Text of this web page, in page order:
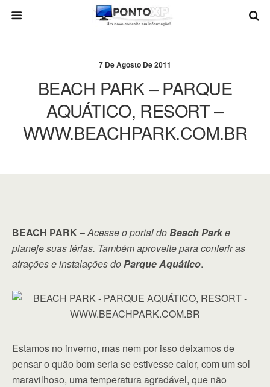
7 De Agosto De 2011
BEACH PARK – PARQUE
AQUÁTICO, RESORT –
WWW.BEACHPARK.COM.BR
BEACH PARK–Acesse o portal doBeach Parke
planeje suas férias. Também aproveite para conferir as
atrações e instalações doParque Aquático.
Estamos no inverno, mas nem por isso deixamos de
pensar o quão bom seria se estivesse calor, com um sol
maravilhoso, uma temperatura agradável, que não